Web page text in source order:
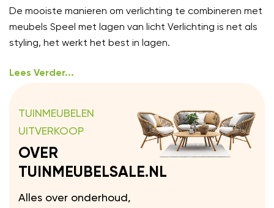
combineren met meubels
De mooiste manieren om verlichting te combineren met
meubels Speel met lagen van licht Verlichting is net als
styling, het werkt het best in lagen.
Lees Verder...
TUINMEUBELEN
UITVERKOOP
OVER
TUINMEUBELSALE.NL
Alles over onderhoud,